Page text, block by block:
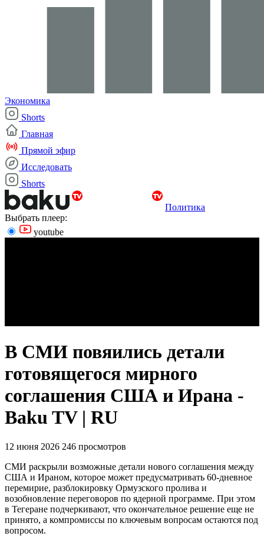
Экономика
Shorts
Главная
Прямой эфир
Исследовать
Shorts
Политика
Выбрать плеер:
youtube
В СМИ повяились детали
готовящегося мирного
соглашения США и Ирана -
Baku TV | RU
12 июня 2026 246 просмотров
СМИ раскрыли возможные детали нового соглашения между
США и Ираном, которое может предусматривать 60-дневное
перемирие, разблокировку Ормузского пролива и
возобновление переговоров по ядерной программе. При этом
в Тегеране подчеркивают, что окончательное решение еще не
принято, а компромиссы по ключевым вопросам остаются под
вопросом.